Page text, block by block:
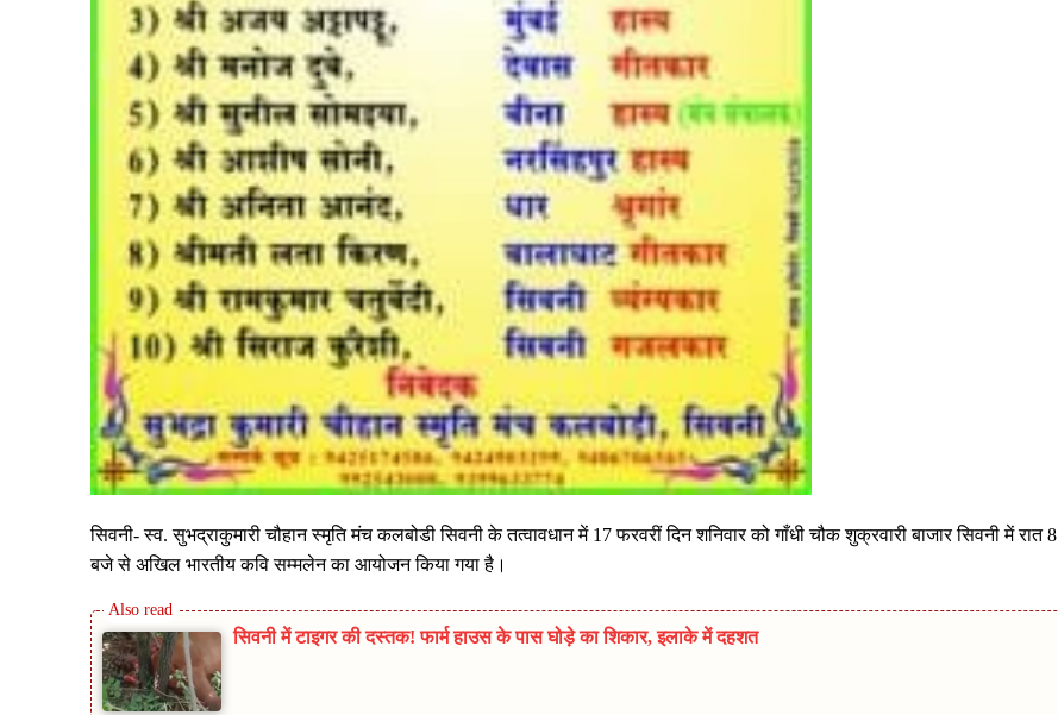
सिवनी- स्व. सुभद्राकुमारी चौहान स्मृति मंच कलबोडी सिवनी के तत्वावधान में 17 फरवरीं दिन शनिवार को गाँधी चौक शुक्रवारी बाजार सिवनी में रात 8
बजे से अखिल भारतीय कवि सम्मलेन का आयोजन किया गया है।
सिवनी में टाइगर की दस्तक! फार्म हाउस के पास घोड़े का शिकार, इलाके में दहशत